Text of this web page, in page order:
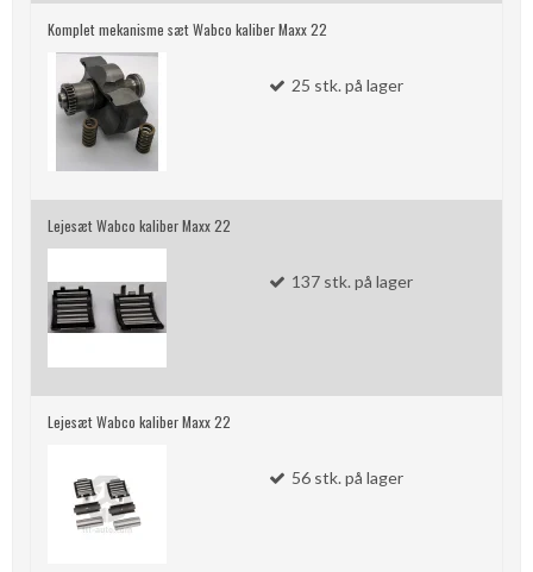
Komplet mekanisme sæt Wabco kaliber Maxx 22
25 stk.på lager
Lejesæt Wabco kaliber Maxx 22
137 stk. på lager
Lejesæt Wabco kaliber Maxx 22
56 stk.på lager